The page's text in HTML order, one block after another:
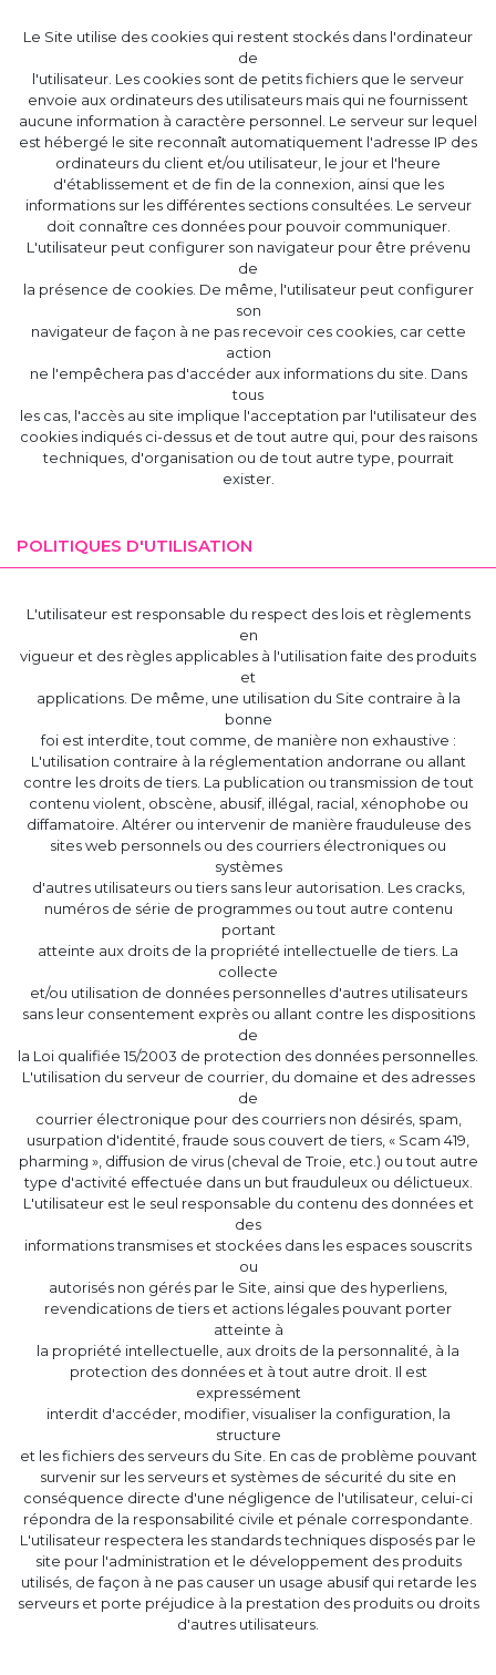
Le Site utilise des cookies qui restent stockés dans l'ordinateur
de
l'utilisateur. Les cookies sont de petits fichiers que le serveur
envoie aux ordinateurs des utilisateurs mais qui ne fournissent
aucune information à caractère personnel. Le serveur sur lequel
est hébergé le site reconnaît automatiquement l'adresse IP des
ordinateurs du client et/ou utilisateur, le jour et l'heure
d'établissement et de fin de la connexion, ainsi que les
informations sur les différentes sections consultées. Le serveur
doit connaître ces données pour pouvoir communiquer.
L'utilisateur peut configurer son navigateur pour être prévenu
de
la présence de cookies. De même, l'utilisateur peut configurer
son
navigateur de façon à ne pas recevoir ces cookies, car cette
action
ne l'empêchera pas d'accéder aux informations du site. Dans
tous
les cas, l'accès au site implique l'acceptation par l'utilisateur des
cookies indiqués ci-dessus et de tout autre qui, pour des raisons
techniques, d'organisation ou de tout autre type, pourrait
exister.
POLITIQUES D'UTILISATION
L'utilisateur est responsable du respect des lois et règlements
en
vigueur et des règles applicables à l'utilisation faite des produits
et
applications. De même, une utilisation du Site contraire à la
bonne
foi est interdite, tout comme, de manière non exhaustive :
L'utilisation contraire à la réglementation andorrane ou allant
contre les droits de tiers. La publication ou transmission de tout
contenu violent, obscène, abusif, illégal, racial, xénophobe ou
diffamatoire. Altérer ou intervenir de manière frauduleuse des
sites web personnels ou des courriers électroniques ou
systèmes
d'autres utilisateurs ou tiers sans leur autorisation. Les cracks,
numéros de série de programmes ou tout autre contenu
portant
atteinte aux droits de la propriété intellectuelle de tiers. La
collecte
et/ou utilisation de données personnelles d'autres utilisateurs
sans leur consentement exprès ou allant contre les dispositions
de
la Loi qualifiée 15/2003 de protection des données personnelles.
L'utilisation du serveur de courrier, du domaine et des adresses
de
courrier électronique pour des courriers non désirés, spam,
usurpation d'identité, fraude sous couvert de tiers, « Scam 419,
pharming », diffusion de virus (cheval de Troie, etc.) ou tout autre
type d'activité effectuée dans un but frauduleux ou délictueux.
L'utilisateur est le seul responsable du contenu des données et
des
informations transmises et stockées dans les espaces souscrits
ou
autorisés non gérés par le Site, ainsi que des hyperliens,
revendications de tiers et actions légales pouvant porter
atteinte à
la propriété intellectuelle, aux droits de la personnalité, à la
protection des données et à tout autre droit. Il est
expressément
interdit d'accéder, modifier, visualiser la configuration, la
structure
et les fichiers des serveurs du Site. En cas de problème pouvant
survenir sur les serveurs et systèmes de sécurité du site en
conséquence directe d'une négligence de l'utilisateur, celui-ci
répondra de la responsabilité civile et pénale correspondante.
L'utilisateur respectera les standards techniques disposés par le
site pour l'administration et le développement des produits
utilisés, de façon à ne pas causer un usage abusif qui retarde les
serveurs et porte préjudice à la prestation des produits ou droits
d'autres utilisateurs.